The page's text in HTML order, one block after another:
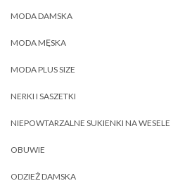
MODA DAMSKA
MODA MĘSKA
MODA PLUS SIZE
NERKI I SASZETKI
NIEPOWTARZALNE SUKIENKI NA WESELE
OBUWIE
ODZIEŻ DAMSKA